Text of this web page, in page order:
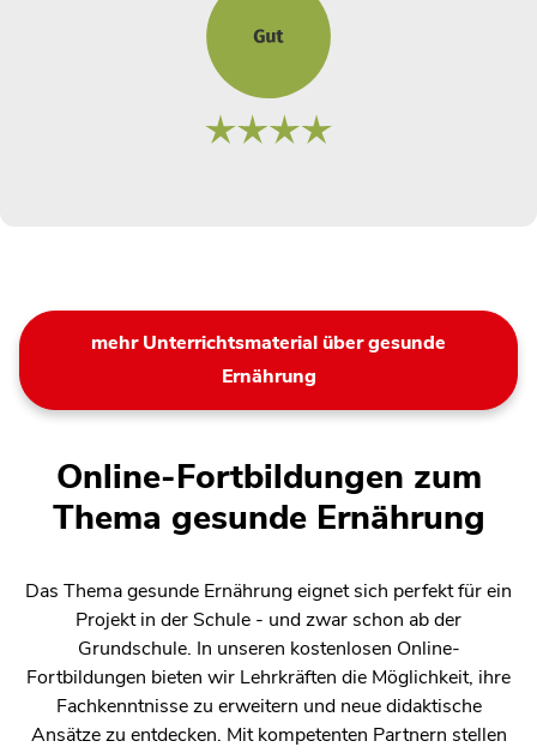
mehr Unterrichtsmaterial über gesunde
Ernährung
Online-Fortbildungen zum
Thema gesunde Ernährung
Das Thema gesunde Ernährung eignet sich perfekt für ein
Projekt in der Schule - und zwar schon ab der
Grundschule. In unseren kostenlosen Online-
Fortbildungen bieten wir Lehrkräften die Möglichkeit, ihre
Fachkenntnisse zu erweitern und neue didaktische
Ansätze zu entdecken. Mit kompetenten Partnern stellen